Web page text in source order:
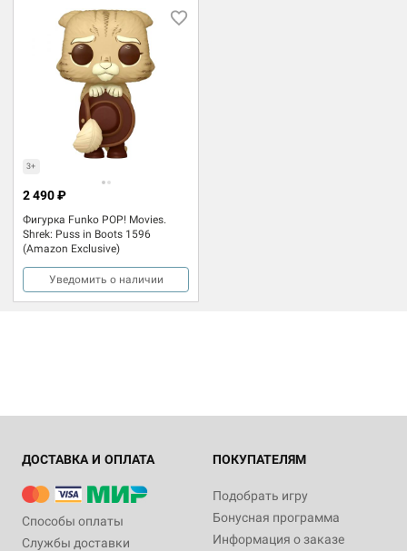
3+
Фигурка Funko POP! Movies.
Shrek: Puss in Boots 1596
(Amazon Exclusive)
2 490 ₽
Уведомить о наличии
ДОСТАВКА И ОПЛАТА
Способы оплаты
Службы доставки
ПОКУПАТЕЛЯМ
Подобрать игру
Бонусная программа
Информация о заказе